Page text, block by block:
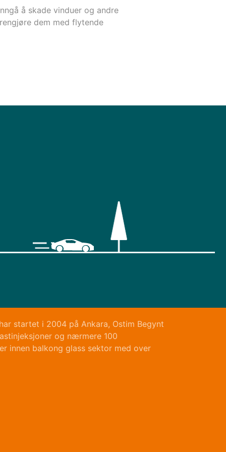
å skade vinduer og andre
dem med flytende
startet i 2004 på Ankara, Ostim Begynt
og nærmere 100
innen balkong glass sektor med over